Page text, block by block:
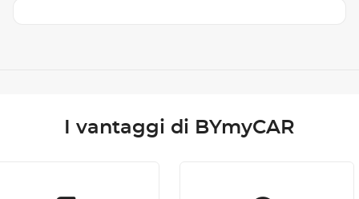
I vantaggi di BYmyCAR